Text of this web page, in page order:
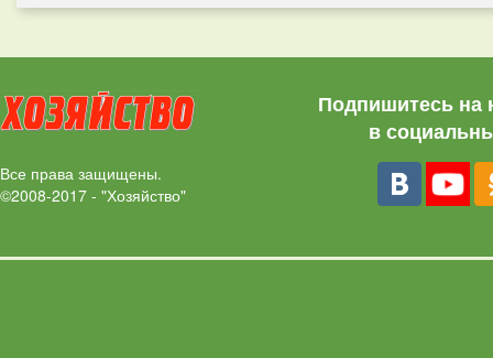
Все права защищены.
©2008-2017 - "Хозяйство"
Подпишитесь на
в